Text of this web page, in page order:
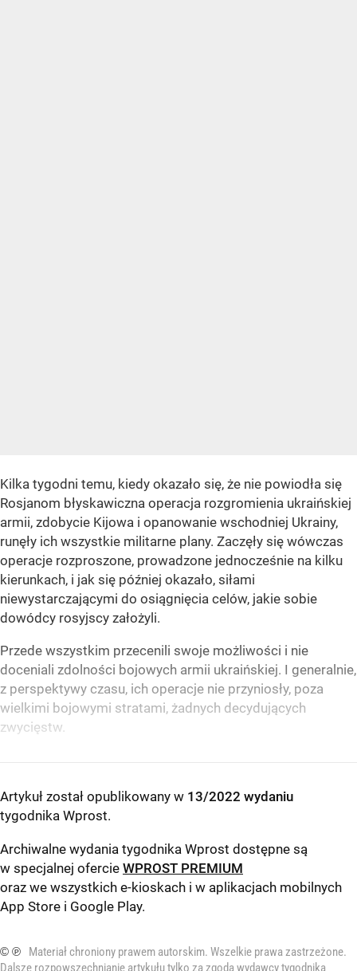
Kilka tygodni temu, kiedy okazało się, że nie powiodła się
Rosjanom błyskawiczna operacja rozgromienia ukraińskiej
armii, zdobycie Kijowa i opanowanie wschodniej Ukrainy,
runęły ich wszystkie militarne plany. Zaczęły się wówczas
operacje rozproszone, prowadzone jednocześnie na kilku
kierunkach, i jak się później okazało, siłami
niewystarczającymi do osiągnięcia celów, jakie sobie
dowódcy rosyjscy założyli.
Przede wszystkim przecenili swoje możliwości i nie
doceniali zdolności bojowych armii ukraińskiej. I generalnie,
z perspektywy czasu, ich operacje nie przyniosły, poza
wielkimi bojowymi stratami, żadnych decydujących
zwycięstw.
Artykuł został opublikowany w 13/2022 wydaniu
tygodnika Wprost.
Archiwalne wydania tygodnika Wprost dostępne są
w specjalnej ofercie WPROST PREMIUM
oraz we wszystkich e-kioskach i w aplikacjach mobilnych
App Store i Google Play.
© ℗
Materiał chroniony prawem autorskim. Wszelkie prawa zastrzeżone.
Dalsze rozpowszechnianie artykułu tylko za zgodą wydawcy tygodnika